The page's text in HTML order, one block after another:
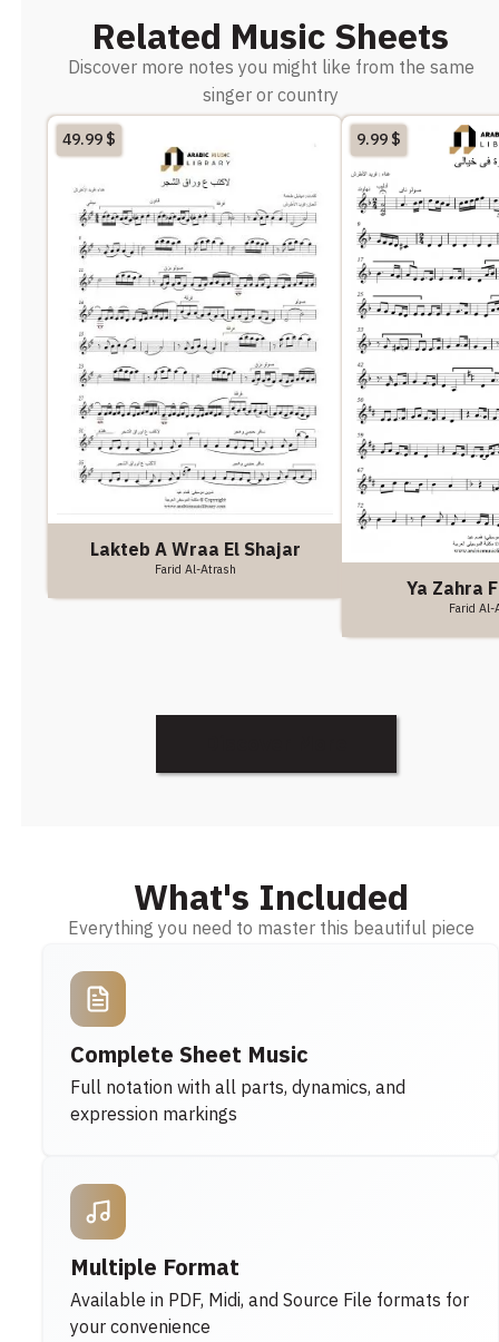
Related Music Sheets
Discover more notes you might like from the same
singer or country
Lakteb A Wraa El Shajar
Farid Al-Atrash
49.99$
Ya Zahra
Farid Al-
9.99$
What's Included
Everything you need to master this beautiful piece
Complete Sheet Music
Full notation with all parts, dynamics, and
expression markings
Multiple Format
Available in PDF, Midi, and Source File formats for
your convenience